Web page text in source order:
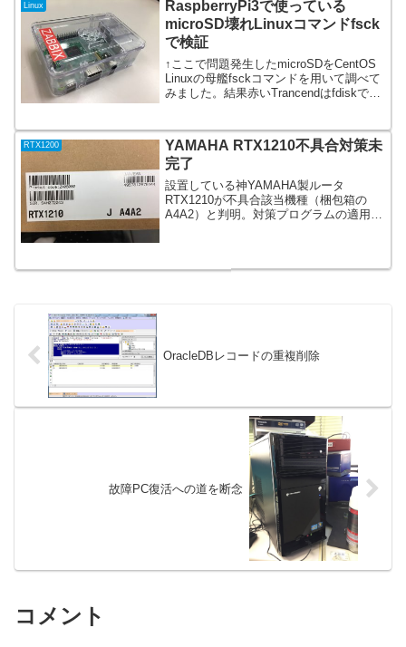
Linux
RaspberryPi3で使っている
microSD壊れLinuxコマンドfsck
で検証
↑ここで問題発生したmicroSDをCentOS
Linuxの母艦fsckコマンドを用いて調べて
みました。結果赤いTrancendはfdiskで認
RTX1200
YAMAHA RTX1210不具合対策未
完了
設置している神YAMAHA製ルータ
RTX1210が不具合該当機種（梱包箱の
A4A2）と判明。対策プログラムの適用と
タに現行のCONF...
OracleDBレコードの重複削除
故障PC復活への道を断念
コメント